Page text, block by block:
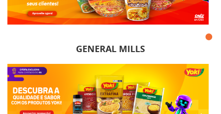
GENERAL MILLS